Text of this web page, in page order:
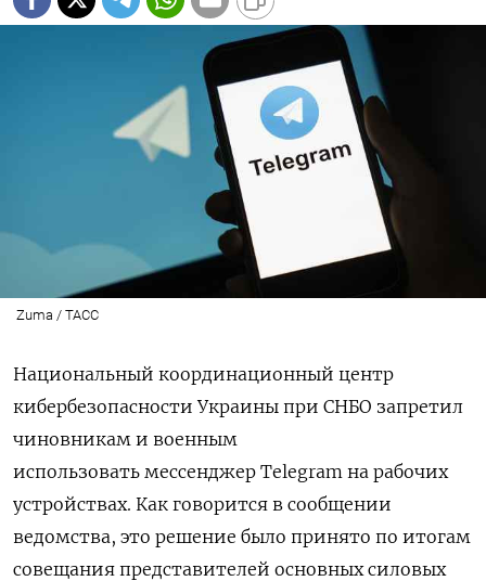
Zuma / TAСС
Национальный координационный центр
кибербезопасности Украины при СНБО запретил
чиновникам и военным
использовать мессенджер Telegram на рабочих
устройствах. Как говорится в сообщении
ведомства, это решение было принято по итогам
совещания представителей основных силовых